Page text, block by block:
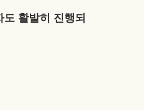
활발히 진행되